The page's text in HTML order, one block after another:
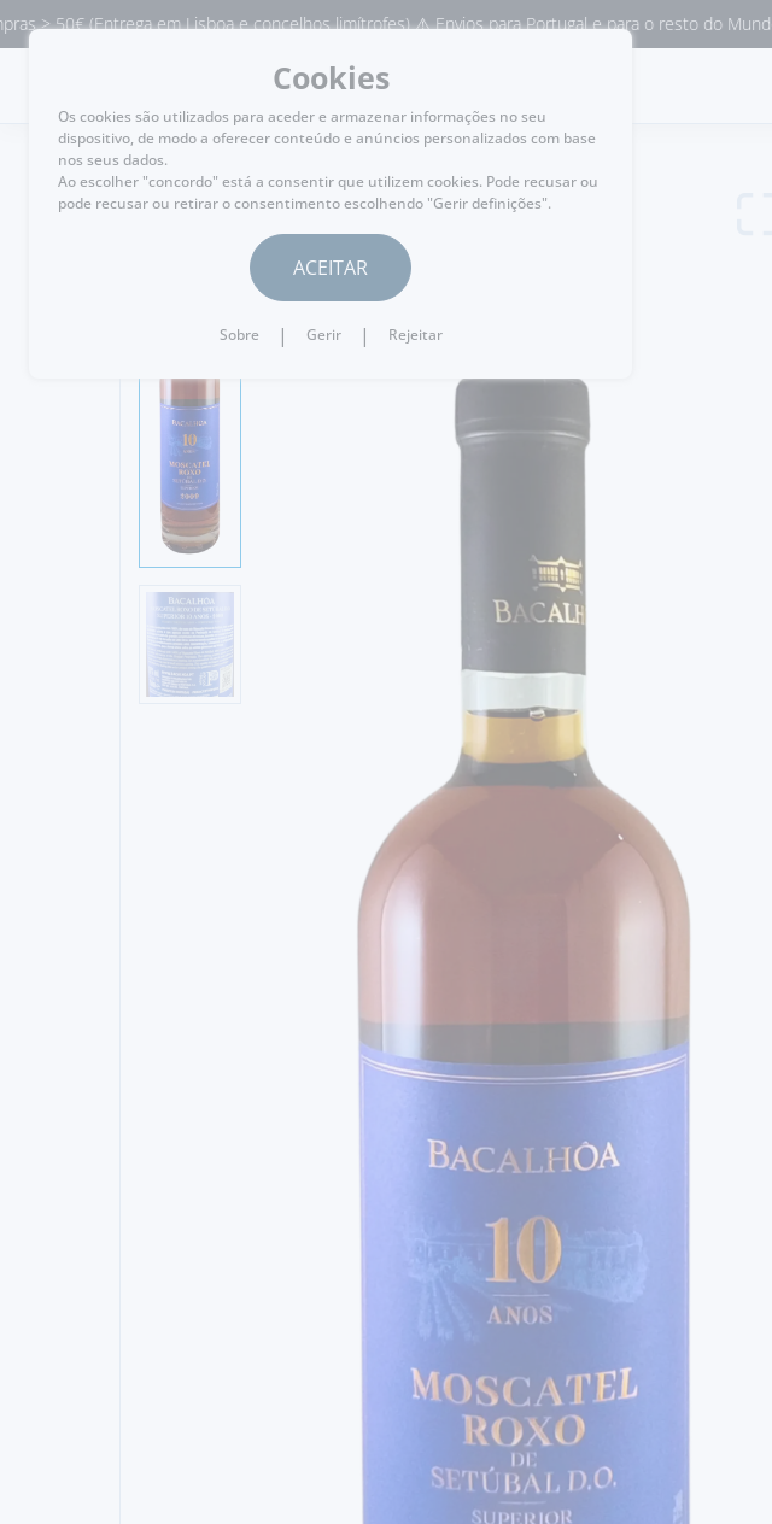
em Lisboa e concelhos limítrofes) ⚠️ Envios para Portugal e para o resto do Mundo⚠️
MENU
VOLTAR
Cookies
Os cookies são utilizados para aceder e armazenar informações no seu
dispositivo, de modo a oferecer conteúdo e anúncios personalizados com base
nos seus dados.
Ao escolher "concordo" está a consentir que utilizem cookies. Pode recusar ou
pode recusar ou retirar o consentimento escolhendo "Gerir definições".
ACEITAR
Sobre | Gerir | Rejeitar